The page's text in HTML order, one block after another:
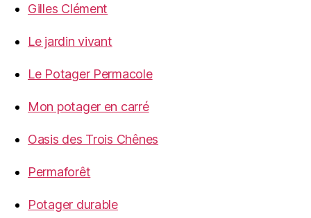
Gilles Clément
Le jardin vivant
Le Potager Permacole
Mon potager en carré
Oasis des Trois Chênes
Permaforêt
Potager durable